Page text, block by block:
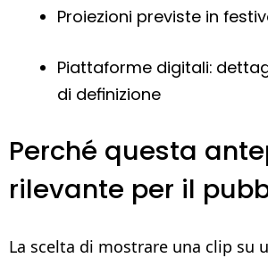
Proiezioni previste in
Piattaforme digitali:
di definizione
Perché questa
rilevante per il
La scelta di mostrare una clip su